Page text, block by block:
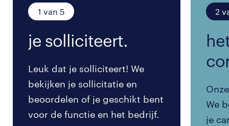
1 van 5
je solliciteert.
Leuk dat je solliciteert! We
bekijken je sollicitatie en
beoordelen of je geschikt bent
voor de functie en het bedrijf.
2
We
je